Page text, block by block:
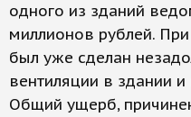
одного из зданий
миллионов рублей.
был уже сделан
вентиляции в здании
Общий ущерб,